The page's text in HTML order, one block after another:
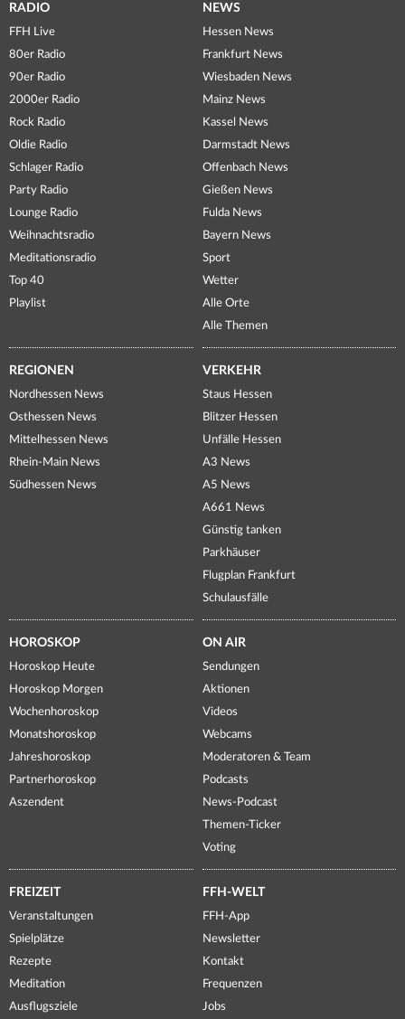
RADIO
FFH Live
80er Radio
90er Radio
2000er Radio
Rock Radio
Oldie Radio
Schlager Radio
Party Radio
Lounge Radio
Weihnachtsradio
Meditationsradio
Top 40
Playlist
NEWS
Hessen News
Frankfurt News
Wiesbaden News
Mainz News
Kassel News
Darmstadt News
Offenbach News
Gießen News
Fulda News
Bayern News
Sport
Wetter
Alle Orte
Alle Themen
REGIONEN
Nordhessen News
Osthessen News
Mittelhessen News
Rhein-Main News
Südhessen News
VERKEHR
Staus Hessen
Blitzer Hessen
Unfälle Hessen
A3 News
A5 News
A661 News
Günstig tanken
Parkhäuser
Flugplan Frankfurt
Schulausfälle
HOROSKOP
Horoskop Heute
Horoskop Morgen
Wochenhoroskop
Monatshoroskop
Jahreshoroskop
Partnerhoroskop
Aszendent
ON AIR
Sendungen
Aktionen
Videos
Webcams
Moderatoren & Team
Podcasts
News-Podcast
Themen-Ticker
Voting
FREIZEIT
Veranstaltungen
Spielplätze
Rezepte
Meditation
Ausflugsziele
FFH-WELT
FFH-App
Newsletter
Kontakt
Frequenzen
Jobs